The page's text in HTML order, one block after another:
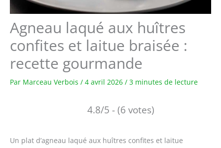
Agneau laqué aux huîtres
confites et laitue braisée :
recette gourmande
Par Marceau Verbois / 4 avril 2026 / 3 minutes de lecture
4.8/5 - (6 votes)
Un plat d’agneau laqué aux huîtres confites et laitue